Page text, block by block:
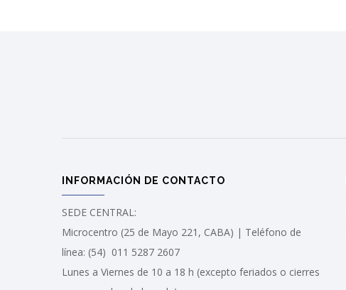
INFORMACIÓN DE CONTACTO
SEDE CENTRAL:
Microcentro (25 de Mayo 221, CABA) | Teléfono de
línea: (54) 011 5287 2607
Lunes a Viernes de 10 a 18 h (excepto feriados o cierres